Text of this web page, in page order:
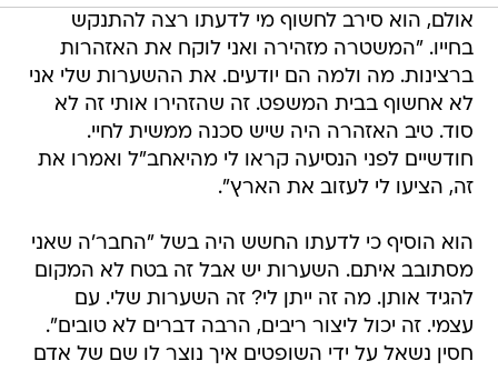
אולם, הוא סירב לחשוף מי לדעתו רצה להתנקש
בחייו. "המשטרה מזהירה ואני לוקח את האזהרות
ברצינות. מה ולמה הם יודעים. את ההשערות שלי אני
לא אחשוף בבית המשפט. זה שהזהירו אותי זה לא
סוד. טיב האזהרה היה שיש סכנה ממשית לחיי.
חודשיים לפני הנסיעה קראו לי מהיאחב"ל ואמרו את
זה, הציעו לי לעזוב את הארץ".
הוא הוסיף כי לדעתו החשש היה בשל "החבר'ה שאני
מסתובב איתם. השערות יש אבל זה בטח לא המקום
להגיד אותן. מה זה ייתן לי? זה השערות שלי. עם
עצמי. זה יכול ליצור ריבים, הרבה דברים לא טובים".
חסין נשאל על ידי השופטים איך נוצר לו שם של אדם